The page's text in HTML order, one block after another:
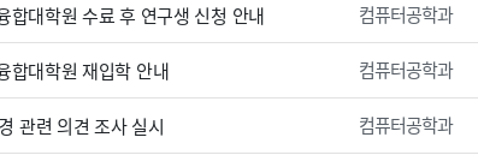
합대학원 수료 후 연구생 신청 안내 컴퓨터공학과
합대학원 재입학 안내 컴퓨터공학과
관련 의견 조사 실시 컴퓨터공학과